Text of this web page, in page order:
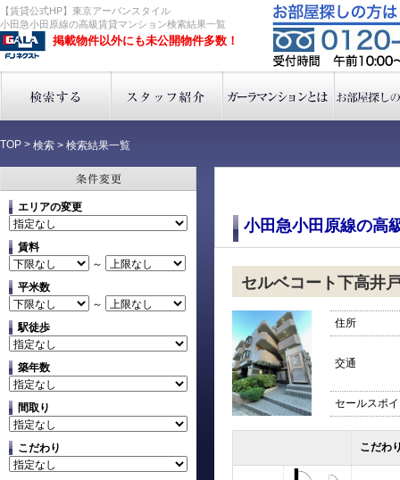
【賃貸公式HP】東京アーバンスタイル
小田急小田原線の高級賃貸マンション検索結果一覧
掲載物件以外にも未公開物件多数！
TOP > 検索 > 検索結果一覧
エリアの変更
賃料
～
平米数
～
駅徒歩
築年数
間取り
こだわり
小田急小田原線の高
セルベコート下高井
住所
交通
セールスポ
こだわ